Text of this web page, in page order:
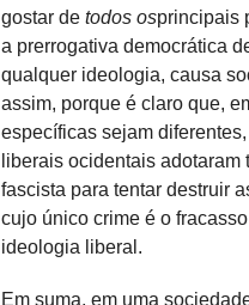
gostar de todos osprincipais
a prerrogativa democrática
qualquer ideologia, causa
assim, porque é claro que,
específicas sejam
liberais ocidentais
fascista para tentar destruir
cujo único crime é o
ideologia liberal.
Em suma, em uma